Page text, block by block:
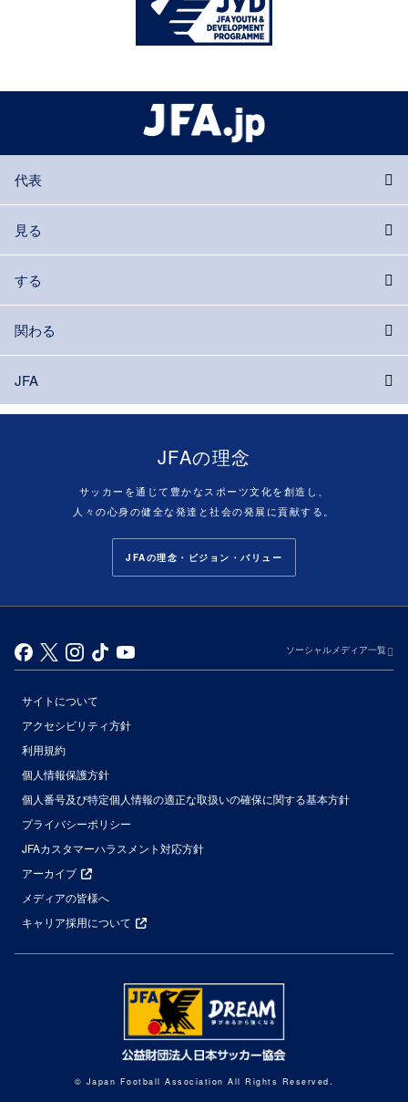
代表
見る
する
関わる
JFA
JFAの理念
サッカーを通じて豊かなスポーツ文化を創造し、
人々の心身の健全な発達と社会の発展に貢献する。
JFAの理念・ビジョン・バリュー
ソーシャルメディア一覧
サイトについて
アクセシビリティ方針
利用規約
個人情報保護方針
個人番号及び特定個人情報の適正な取扱いの確保に関する基本方針
プライバシーポリシー
JFAカスタマーハラスメント対応方針
アーカイブ
メディアの皆様へ
キャリア採用について
© Japan Football Association All Rights Reserved.